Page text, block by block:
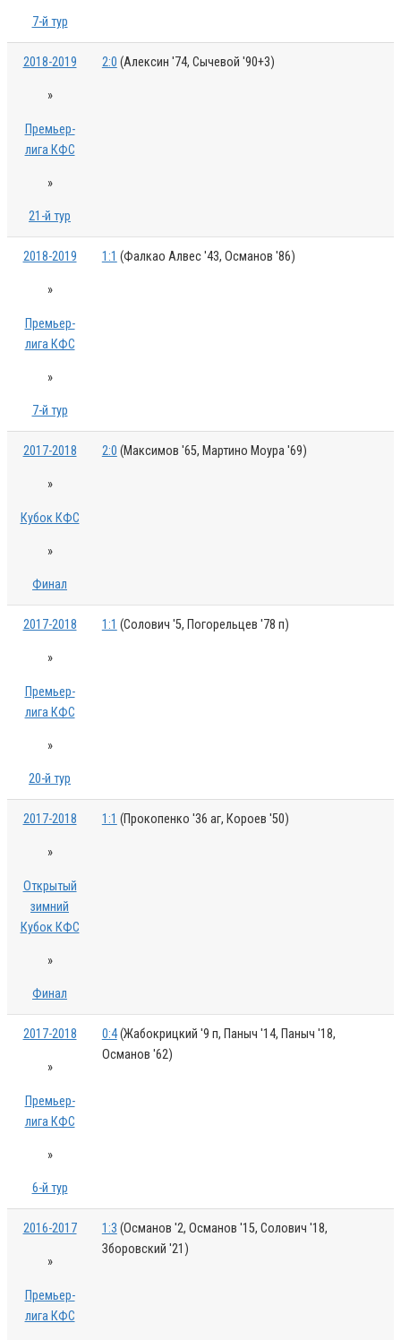
7-й тур
2018-2019
»
Премьер-
лига КФС
»
21-й тур
2:0 (Алексин '74, Сычевой '90+3)
2018-2019
»
Премьер-
лига КФС
»
7-й тур
1:1 (Фалкао Алвес '43, Османов '86)
2017-2018
»
Кубок КФС
»
Финал
2:0 (Максимов '65, Мартино Моура '69)
2017-2018
»
Премьер-
лига КФС
»
20-й тур
1:1 (Солович '5, Погорельцев '78 п)
2017-2018
»
Открытый
зимний
Кубок КФС
»
Финал
1:1 (Прокопенко '36 аг, Короев '50)
2017-2018
»
Премьер-
лига КФС
»
6-й тур
0:4(Жабокрицкий '9 п, Паныч '14, Паныч '18,
Османов '62)
2016-2017
»
Премьер-
лига КФС
1:3 (Османов '2, Османов '15, Солович '18,
Зборовский '21)